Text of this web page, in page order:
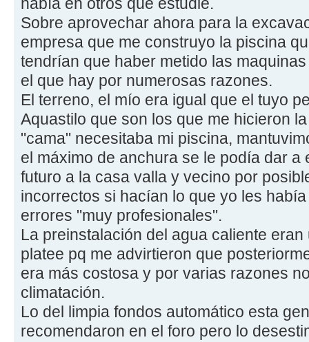
Sobre aprovechar ahora para la
empresa que me construyo la piscina
tendrían que haber metido las
el que hay por numerosas razones.
El terreno, el mío era igual que el tuyo
Aquastilo que son los que me hicieron
"cama" necesitaba mi piscina,
el máximo de anchura se le podía dar a
futuro a la casa valla y vecino por
incorrectos si hacían lo que yo les
errores "muy profesionales".
La preinstalación del agua caliente
platee pq me advirtieron que
era más costosa y por varias razones
climatación.
Lo del limpia fondos automático esta
recomendaron en el foro pero lo